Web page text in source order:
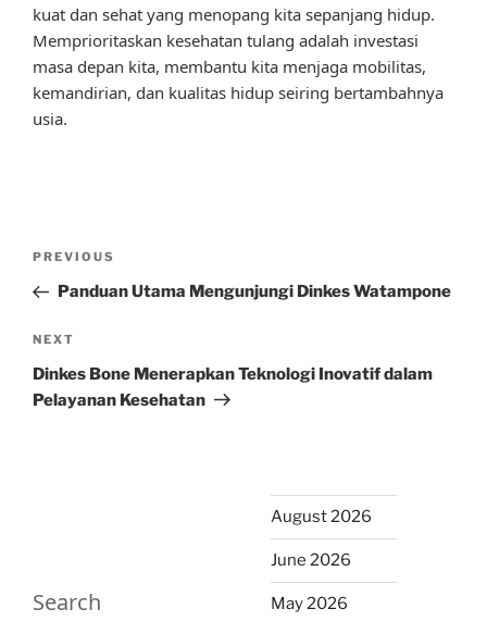
kuat dan sehat yang menopang kita sepanjang hidup.
Memprioritaskan kesehatan tulang adalah investasi
masa depan kita, membantu kita menjaga mobilitas,
kemandirian, dan kualitas hidup seiring bertambahnya
usia.
Previous
Post
PREVIOUS
Panduan Utama Mengunjungi Dinkes Watampone
Next
Post
NEXT
Dinkes Bone Menerapkan Teknologi Inovatif dalam
Pelayanan Kesehatan
Search
August 2026
June 2026
May 2026